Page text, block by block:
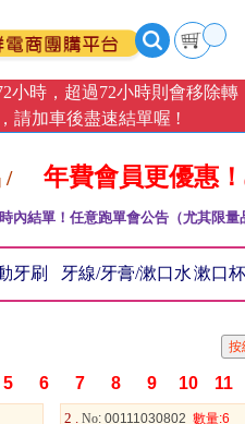
小時，超過72小時則會移除轉
請加車後盡速結單喔 !
/ 年費會員更優惠！
內結單！任意跑單會公告（尤其限
牙刷 牙線/牙膏/漱口水漱口
5 6 7 8 9 10 11
2 . No: 00111030802 數量:6